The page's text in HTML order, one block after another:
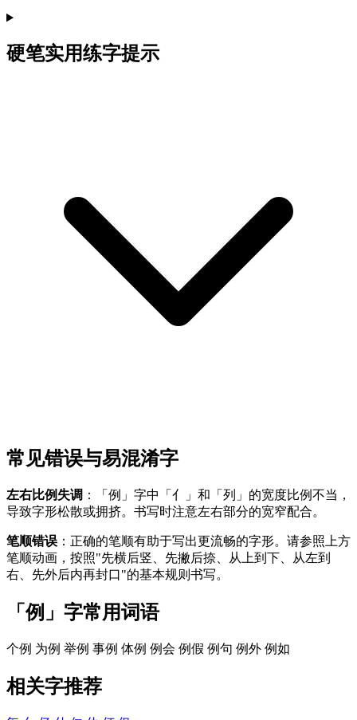
硬笔实用练字提示
常见错误与易混淆字
左右比例失调 ：「例」字中「亻」和「列」的宽度比例不当，
导致字形松散或拥挤。书写时注意左右部分的宽窄配合。
笔顺错误 ：正确的笔顺有助于写出更流畅的字形。请参照上方
笔顺动画，按照"先横后竖、先撇后捺、从上到下、从左到
右、先外后内再封口"的基本规则书写。
「例」字常用词语
个例 为例 举例 事例 体例 例会 例假 例句 例外 例如
相关字推荐